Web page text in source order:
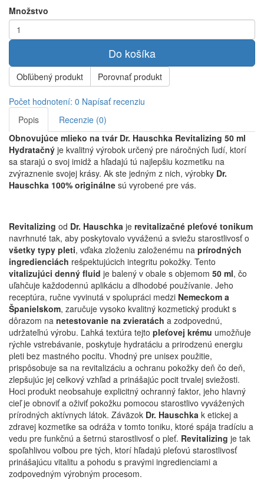
Množstvo
Do košíka
Obľúbený produkt Porovnať produkt
Počet hodnotení: 0 Napísať recenziu
Popis
Recenzie (0)
Obnovujúce mlieko na tvár Dr. Hauschka Revitalizing 50 ml
Hydratačný je kvalitný výrobok určený pre náročných ľudí, ktorí
sa starajú o svoj imidž a hľadajú tú najlepšiu kozmetiku na
zvýraznenie svojej krásy. Ak ste jedným z nich, výrobky Dr.
Hauschka 100% originálne sú vyrobené pre vás.
Revitalizing od Dr. Hauschka je revitalizačné pleťové tonikum
navrhnuté tak, aby poskytovalo vyváženú a sviežu starostlivosť o
všetky typy pleti, vďaka zloženiu založenému na prírodných
ingredienciách rešpektujúcich integritu pokožky. Tento
vitalizujúci denný fluid je balený v obale s objemom 50 ml, čo
uľahčuje každodennú aplikáciu a dlhodobé používanie. Jeho
receptúra, ručne vyvinutá v spolupráci medzi Nemeckom a
Španielskom, zaručuje vysoko kvalitný kozmetický produkt s
dôrazom na netestovanie na zvieratách a zodpovednú,
udržateľnú výrobu. Ľahká textúra tejto pleťovej krému umožňuje
rýchle vstrebávanie, poskytuje hydratáciu a prirodzenú energiu
pleti bez mastného pocitu. Vhodný pre unisex použitie,
prispôsobuje sa na revitalizáciu a ochranu pokožky deň čo deň,
zlepšujúc jej celkový vzhľad a prinášajúc pocit trvalej sviežosti.
Hoci produkt neobsahuje explicitný ochranný faktor, jeho hlavný
cieľ je obnoviť a oživiť pokožku pomocou starostlivo vyvážených
prírodných aktívnych látok. Záväzok Dr. Hauschka k etickej a
zdravej kozmetike sa odráža v tomto toniku, ktoré spája tradíciu a
vedu pre funkčnú a šetrnú starostlivosť o pleť. Revitalizing je tak
spoľahlivou voľbou pre tých, ktorí hľadajú pleťovú starostlivosť
prinášajúcu vitalitu a pohodu s pravými ingredienciami a
zodpovedným výrobným procesom.